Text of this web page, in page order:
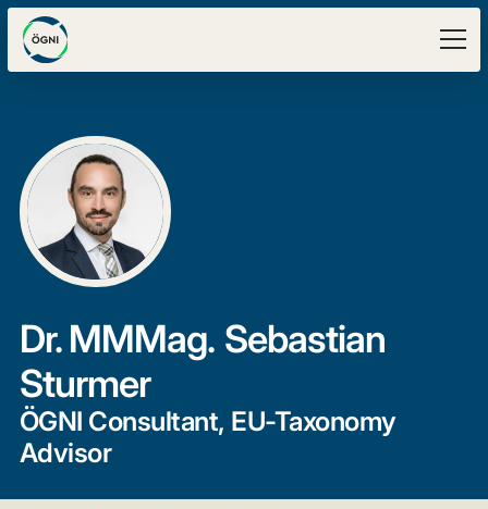
Dr. MMMag. Sebastian
Sturmer
ÖGNI Consultant, EU-Taxonomy
Advisor